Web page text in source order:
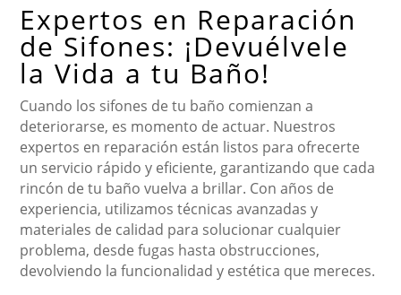
Expertos en Reparación
de Sifones: ¡Devuélvele
la Vida a tu Baño!
Cuando los sifones de tu baño comienzan a
deteriorarse, es momento de actuar. Nuestros
expertos en reparación están listos para ofrecerte
un servicio rápido y eficiente, garantizando que cada
rincón de tu baño vuelva a brillar. Con años de
experiencia, utilizamos técnicas avanzadas y
materiales de calidad para solucionar cualquier
problema, desde fugas hasta obstrucciones,
devolviendo la funcionalidad y estética que mereces.